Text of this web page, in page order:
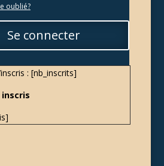
oublié?
Se connecter
: [nb_inscrits]